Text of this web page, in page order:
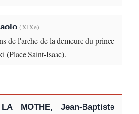
(XIXe)
de l'arche de la demeure du prince
(Place Saint-Isaac).
MOTHE, Jean-Baptiste